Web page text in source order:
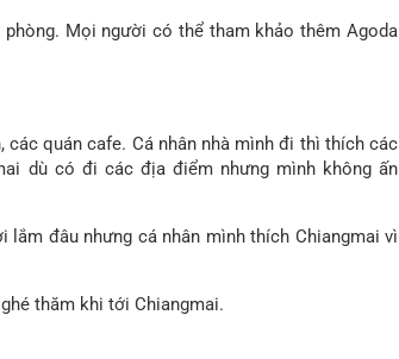
Mọi người có thể tham khảo thêm Agoda
quán cafe. Cá nhân nhà mình đi thì thích các
dù có đi các địa điểm nhưng mình không ấn
đâu nhưng cá nhân mình thích Chiangmai vì
thăm khi tới Chiangmai.